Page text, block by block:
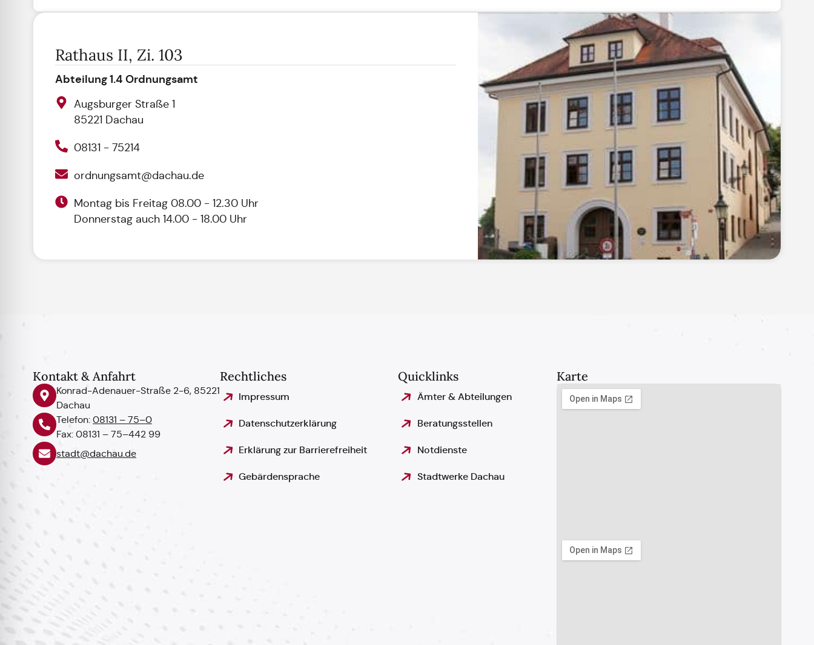
Rathaus II, Zi. 103
Abteilung 1.4 Ordnungsamt
Augsburger Straße 1
85221 Dachau
08131 - 75214
ordnungsamt@dachau.de
Montag bis Freitag 08.00 - 12.30 Uhr
Donnerstag auch 14.00 - 18.00 Uhr
Kontakt & Anfahrt
Konrad-Adenauer-Straße 2-6, 85221
Dachau
Telefon: 08131 – 75–0
Fax: 08131 – 75–442 99
stadt@dachau.de
Rechtliches
Impressum
Datenschutzerklärung
Erklärung zur Barrierefreiheit
Gebärdensprache
Quicklinks
Ämter & Abteilungen
Beratungsstellen
Notdienste
Stadtwerke Dachau
Karte